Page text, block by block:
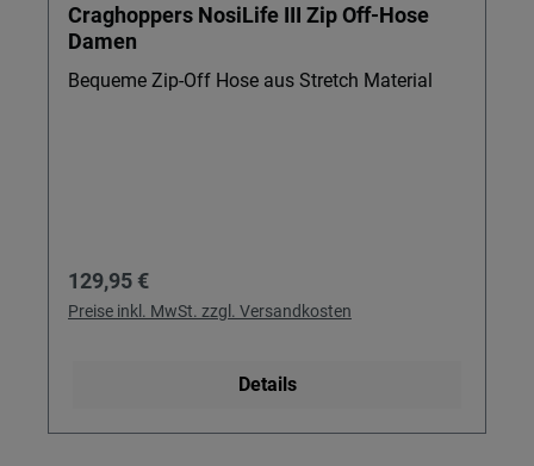
Craghoppers NosiLife III Zip Off-Hose
Damen
Bequeme Zip-Off Hose aus Stretch Material
Regulärer Preis:
129,95 €
Preise inkl. MwSt. zzgl. Versandkosten
Details